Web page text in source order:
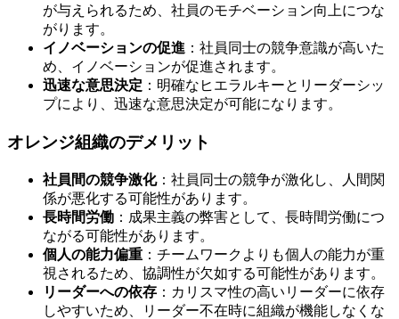
が与えられるため、社員のモチベーション向上につな
がります。
イノベーションの促進 ：社員同士の競争意識が高いた
め、イノベーションが促進されます。
迅速な意思決定 ：明確なヒエラルキーとリーダーシッ
プにより、迅速な意思決定が可能になります。
オレンジ組織のデメリット
社員間の競争激化：社員同士の競争が激化し、人間関
係が悪化する可能性があります。
長時間労働 ：成果主義の弊害として、長時間労働につ
ながる可能性があります。
個人の能力偏重 ：チームワークよりも個人の能力が重
視されるため、協調性が欠如する可能性があります。
リーダーへの依存 ：カリスマ性の高いリーダーに依存
しやすいため、リーダー不在時に組織が機能しなくな